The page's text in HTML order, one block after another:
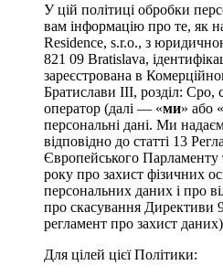
У цій політиці обробки
вам інформацію про те, як
Residence, s.r.o., з
821 09 Bratislava,
зареєстрована в
Братислави III, розділ:
оператор (далі — «ми» або «
персональні дані. Ми
відповідно до статті 13
Європейського Парламенту
року про захист фізичних
персональних даних і про
про скасування Директиви
регламент про захист
Для цілей цієї Політики: